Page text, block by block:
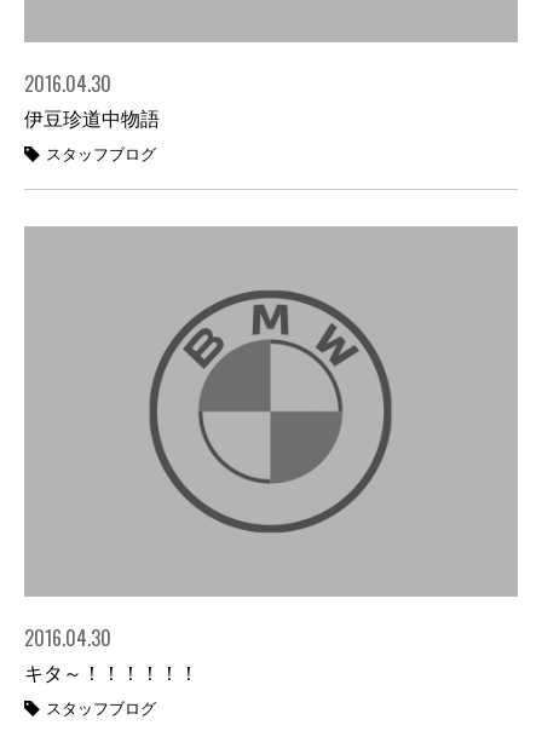
2016.04.30
伊豆珍道中物語
スタッフブログ
2016.04.30
キタ～！！！！！！
スタッフブログ